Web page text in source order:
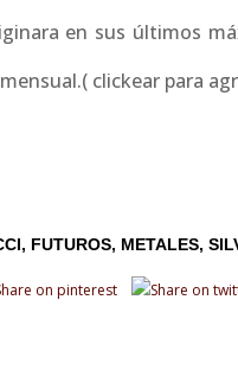
en sus últimos
clickear para
FUTUROS METALES